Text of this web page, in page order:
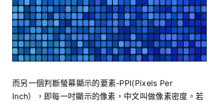
而另一個判斷螢幕顯示的要素-PPI(Pixels Per
Inch），即每一吋顯示的像素，中文叫做像素密度。若